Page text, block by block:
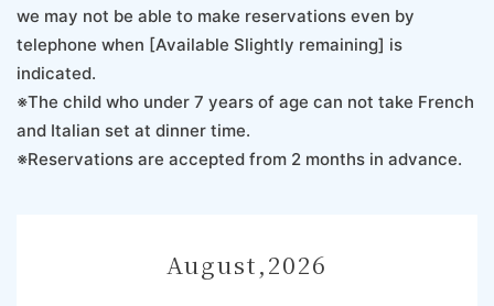
we may not be able to make reservations even by
telephone when [Available Slightly remaining] is
indicated.
※The child who under 7 years of age can not take French
and Italian set at dinner time.
※Reservations are accepted from 2 months in advance.
August,2026